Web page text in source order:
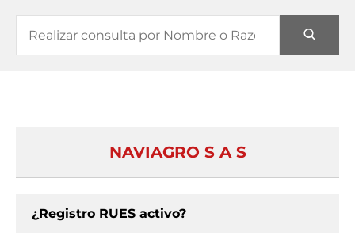
NAVIAGRO S A S
¿Registro RUES activo?